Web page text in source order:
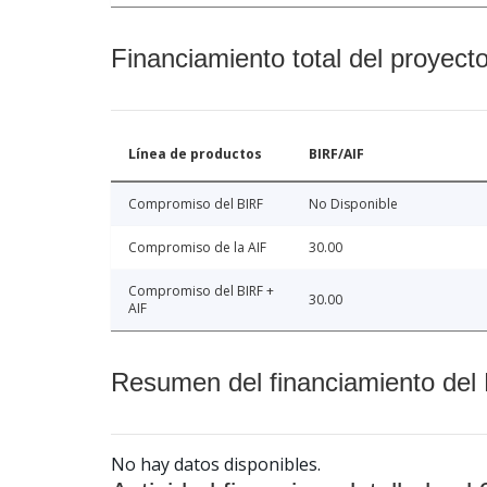
Financiamiento total del
Línea de productos BIRF/AIF
Compromiso del BIRF No Disponible
Compromiso de la AIF 30.00
Compromiso del BIRF +
AIF
30.00
Resumen del financiamiento
No hay datos disponibles.